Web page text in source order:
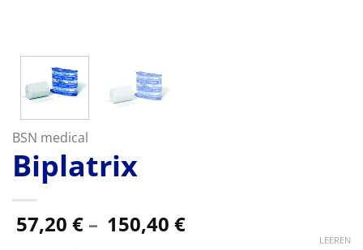
BSN medical
Biplatrix
57,20 € – 150,40 €Preisspanne:
LEEREN